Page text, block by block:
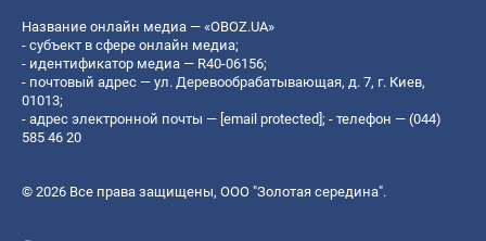
Название онлайн медиа — «OBOZ.UA»
- субъект в сфере онлайн медиа;
- идентификатор медиа — R40-06156;
- почтовый адрес — ул. Деревообрабатывающая, д. 7, г. Киев,
01013;
- адрес электронной почты — [email protected]; - телефон — (044)
585 46 20
© 2026 Все права защищены, ООО "Золотая середина".